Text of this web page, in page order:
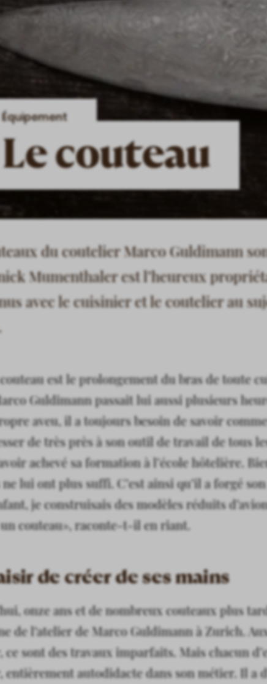
Équipement
Le couteau
du coutelier Marco Guldimann
Mumenthaler est l’heureux
avec le cuisinier et le coutelier au
est le prolongement du bras de toute
Guldimann passait lui aussi plusieurs
aveu, il a toujours besoin de savoir
de très près à son outil de travail de tous
achevé sa formation à l’école hôtelière.
ne lui ont plus suffi. C’est ainsi qu’il a forgé
je construisais des modèles réduits
couteau», raconte-t-il en riant.
de créer de ses mains
onze ans et de nombreux couteaux plus
de l’atelier de Marco Guldimann à Zurich.
ce sont des travaux imparfaits. Mais chacun
entièrement autodidacte dans son métier. Il a